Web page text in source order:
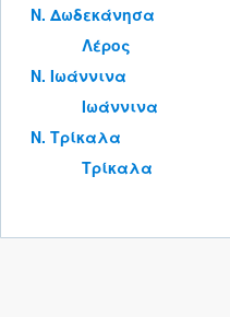
Ν. Δωδεκάνησα
Λέρος
Ν. Ιωάννινα
Ιωάννινα
Ν. Τρίκαλα
Τρίκαλα